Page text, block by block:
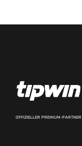
OFFIZIELLER PREMIUM-PARTNER